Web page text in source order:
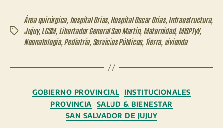
Etiquetas
Área quirúrgica, hospital Orías, Hospital Oscar Orias, Infraestructura,
Jujuy,LGSM, Libertador General San Martín, Maternidad, MISPTyV,
Neonatología, Pediatría, Servicios Públicos, Tierra, vivienda
Categorías
GOBIERNO PROVINCIAL
INSTITUCIONALES
PROVINCIA
SALUD & BIENESTAR
SAN SALVADOR DE JUJUY